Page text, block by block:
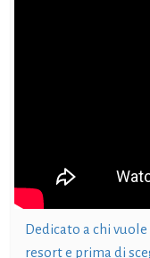
Dedicato a chi
resort e prima di